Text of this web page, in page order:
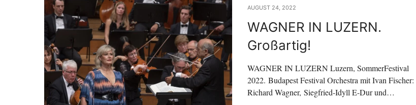
AUGUST 24, 2022
WAGNER IN LUZERN.
Großartig!
WAGNER IN LUZERN Luzern, SommerFestival
2022. Budapest Festival Orchestra mit Ivan Fischer:
Richard Wagner, Siegfried-Idyll E-Dur und…